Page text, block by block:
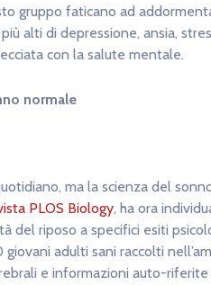
gruppo faticano ad
alti di depressione, ansia,
con la salute mentale.
normale
ma la scienza del
PLOS Biology, ha ora
del riposo a specifici esiti
adulti sani raccolti
e informazioni auto-